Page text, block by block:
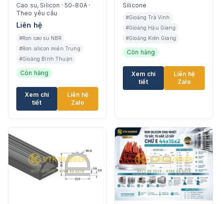
Cao su, Silicon · 50-80A ·
Theo yêu cầu
Liên hệ
#Ron cao su NBR
#Ron silicon miền Trung
#Gioăng Bình Thuận
Còn hàng
Xem chi
tiết
Liên hệ
Zalo
Silicone
#Gioăng Trà Vinh
#Gioăng Hậu Giang
#Gioăng Kiên Giang
Còn hàng
Xem chi
tiết
Liên hệ
Zalo